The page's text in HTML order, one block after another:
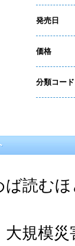
発売日
価格
分類コード
読むほ
大規模